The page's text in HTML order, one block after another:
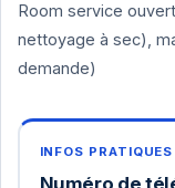
Room service
nettoyage à sec),
demande)